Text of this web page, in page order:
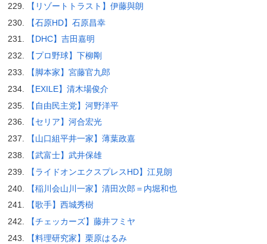
【リゾートトラスト】伊藤與朗
【石原HD】石原昌幸
【DHC】吉田嘉明
【プロ野球】下柳剛
【脚本家】宮藤官九郎
【EXILE】清木場俊介
【自由民主党】河野洋平
【セリア】河合宏光
【山口組平井一家】薄葉政嘉
【武富士】武井保雄
【ライドオンエクスプレスHD】江見朗
【稲川会山川一家】清田次郎＝内堀和也
【歌手】西城秀樹
【チェッカーズ】藤井フミヤ
【料理研究家】栗原はるみ